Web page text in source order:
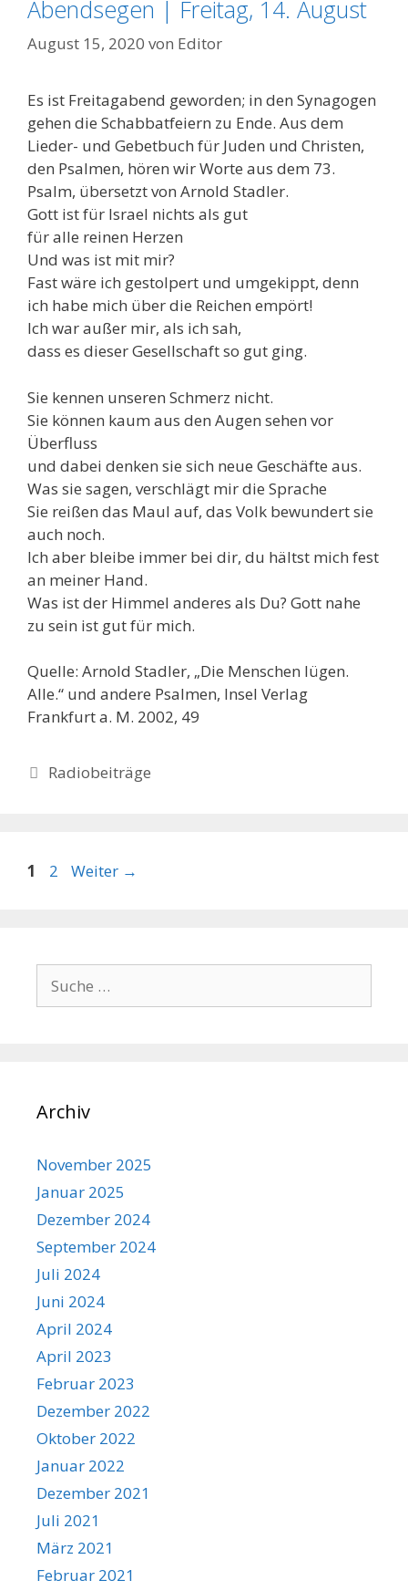
Abendsegen | Freitag, 14. August
August 15, 2020 von Editor
Es ist Freitagabend geworden; in den Synagogen
gehen die Schabbatfeiern zu Ende. Aus dem
Lieder- und Gebetbuch für Juden und Christen,
den Psalmen, hören wir Worte aus dem 73.
Psalm, übersetzt von Arnold Stadler.
Gott ist für Israel nichts als gut
für alle reinen Herzen
Und was ist mit mir?
Fast wäre ich gestolpert und umgekippt, denn
ich habe mich über die Reichen empört!
Ich war außer mir, als ich sah,
dass es dieser Gesellschaft so gut ging.
Sie kennen unseren Schmerz nicht.
Sie können kaum aus den Augen sehen vor
Überfluss
und dabei denken sie sich neue Geschäfte aus.
Was sie sagen, verschlägt mir die Sprache
Sie reißen das Maul auf, das Volk bewundert sie
auch noch.
Ich aber bleibe immer bei dir, du hältst mich fest
an meiner Hand.
Was ist der Himmel anderes als Du? Gott nahe
zu sein ist gut für mich.
Quelle: Arnold Stadler, „Die Menschen lügen.
Alle.“ und andere Psalmen, Insel Verlag
Frankfurt a. M. 2002, 49
Kategorien
Radiobeiträge
Beitrags-
Seite
1 Seite
2 Weiter →
nach:
Archiv
November 2025
Januar 2025
Dezember 2024
September 2024
Juli 2024
Juni 2024
April 2024
April 2023
Februar 2023
Dezember 2022
Oktober 2022
Januar 2022
Dezember 2021
Juli 2021
März 2021
Februar 2021